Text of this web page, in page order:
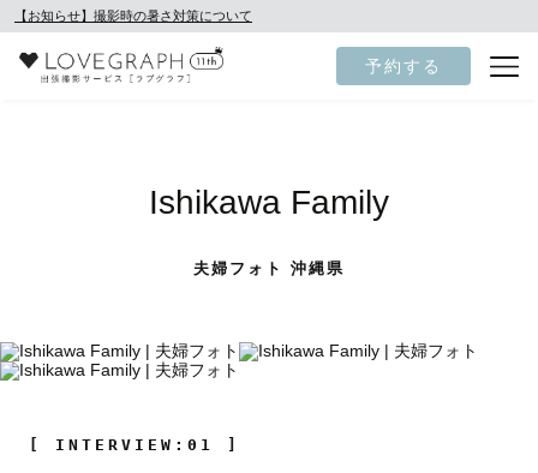
【お知らせ】撮影時の暑さ対策について
予約する
Ishikawa Family
夫婦フォト 沖縄県
[ INTERVIEW:01 ]